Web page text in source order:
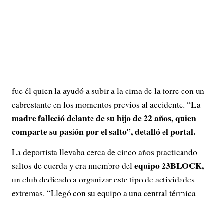
fue él quien la ayudó a subir a la cima de la torre con un
cabrestante en los momentos previos al accidente. “La
madre falleció delante de su hijo de 22 años, quien
comparte su pasión por el salto”, detalló el portal.
La deportista llevaba cerca de cinco años practicando
saltos de cuerda y era miembro delequipo 23BLOCK,
un club dedicado a organizar este tipo de actividades
extremas. “Llegó con su equipo a una central térmica